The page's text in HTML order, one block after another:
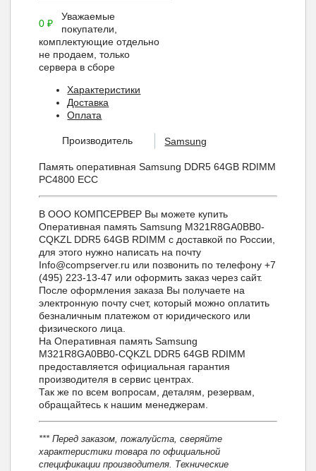
0₽
Уважаемые
покупатели,
комплектующие отдельно
не продаем, только
сервера в сборе
Характеристики
Доставка
Оплата
Производитель Samsung
Память оперативная Samsung DDR5 64GB RDIMM
PC4800 ECC
В ООО КОМПСЕРВЕР Вы можете купить
Оперативная память Samsung M321R8GA0BB0-
CQKZL DDR5 64GB RDIMM с доставкой по России,
для этого нужно написать на почту
Info@compserver.ru или позвонить по телефону +7
(495) 223-13-47 или оформить заказ через сайт.
После оформления заказа Вы получаете на
электронную почту счет, который можно оплатить
безналичным платежом от юридического или
физического лица.
На Оперативная память Samsung
M321R8GA0BB0-CQKZL DDR5 64GB RDIMM
предоставляется официальная гарантия
производителя в сервис центрах.
Так же по всем вопросам, деталям, резервам,
обращайтесь к нашим менеджерам.
*** Перед заказом, пожалуйста, сверяйте
характеристики товара по официальной
спецификации производителя. Технические